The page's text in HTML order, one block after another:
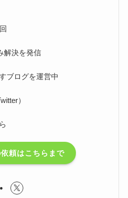
解決を発信
ブログを運営中
）
頼はこちらまで